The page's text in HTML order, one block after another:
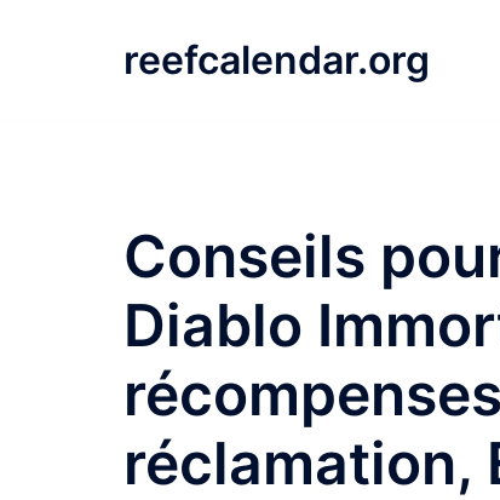
reefcalendar.org
Conseils
Diablo
réclamation,